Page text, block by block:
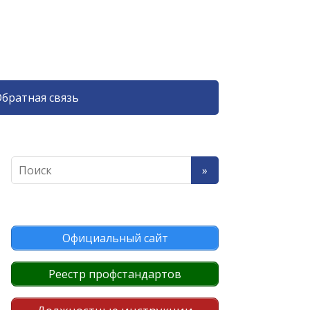
связь
Официальный сайт
Реестр профстандартов